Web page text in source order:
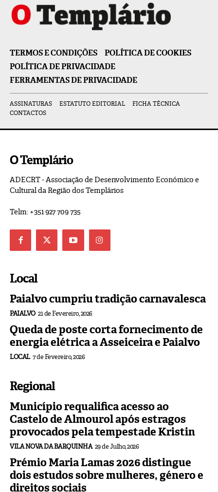
TERMOS E CONDIÇÕES
POLÍTICA DE COOKIES
POLÍTICA DE PRIVACIDADE
FERRAMENTAS DE PRIVACIDADE
ASSINATURAS ESTATUTO EDITORIAL
FICHA TÉCNICA
CONTACTOS
O Templário
ADECRT - Associação de Desenvolvimento Económico e
Cultural da Região dos Templários
Telm: +351 927 709 735
Local
Paialvo cumpriu tradição carnavalesca
PAIALVO 21 de Fevereiro, 2026
Queda de poste corta fornecimento de
energia elétrica a Asseiceira e Paialvo
LOCAL 7 de Fevereiro, 2026
Regional
Município requalifica acesso ao
Castelo de Almourol após estragos
provocados pela tempestade Kristin
VILA NOVA DA BARQUINHA 29 de Julho, 2026
Prémio Maria Lamas 2026 distingue
dois estudos sobre mulheres, género e
direitos sociais